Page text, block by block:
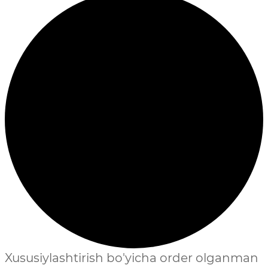
Xususiylashtirish bo'yicha order olganman